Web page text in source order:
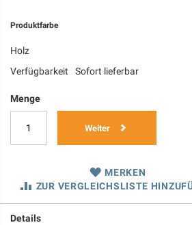
Produktfarbe
Holz
Verfügbarkeit
Sofort lieferbar
Menge
Weiter
MERKEN
ZUR VERGLEICHSLISTE
Details